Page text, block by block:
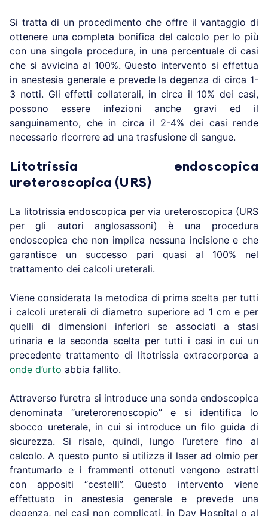
Si tratta di un procedimento che offre il vantaggio di
ottenere una completa bonifica del calcolo per lo più
con una singola procedura, in una percentuale di casi
che si avvicina al 100%. Questo intervento si effettua
in anestesia generale e prevede la degenza di circa 1-
3 notti. Gli effetti collaterali, in circa il 10% dei casi,
possono essere infezioni anche gravi ed il
sanguinamento, che in circa il 2-4% dei casi rende
necessario ricorrere ad una trasfusione di sangue.
Litotrissia endoscopica
ureteroscopica (URS)
La litotrissia endoscopica per via ureteroscopica (URS
per gli autori anglosassoni) è una procedura
endoscopica che non implica nessuna incisione e che
garantisce un successo pari quasi al 100% nel
trattamento dei calcoli ureterali.
Viene considerata la metodica di prima scelta per tutti
i calcoli ureterali di diametro superiore ad 1 cm e per
quelli di dimensioni inferiori se associati a stasi
urinaria e la seconda scelta per tutti i casi in cui un
precedente trattamento di litotrissia extracorporea a
onde d’urto abbia fallito.
Attraverso l’uretra si introduce una sonda endoscopica
denominata “ureterorenoscopio” e si identifica lo
sbocco ureterale, in cui si introduce un filo guida di
sicurezza. Si risale, quindi, lungo l’uretere fino al
calcolo. A questo punto si utilizza il laser ad olmio per
frantumarlo e i frammenti ottenuti vengono estratti
con appositi “cestelli”. Questo intervento viene
effettuato in anestesia generale e prevede una
degenza, nei casi non complicati, in Day Hospital o al